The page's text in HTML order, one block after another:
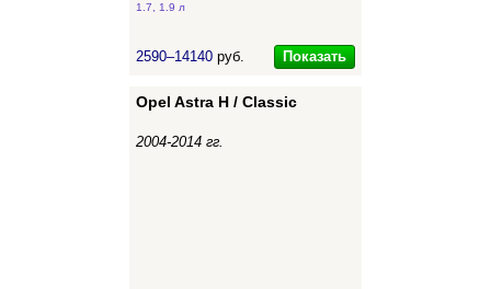
1.7, 1.9 л
2590–14140 руб. Показать
Opel Astra H / Classic
2004-2014 гг.